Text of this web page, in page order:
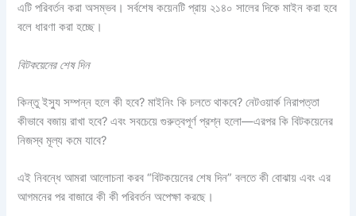
এটি পরিবর্তন করা অসম্ভব। সর্বশেষ কয়েনটি প্রায় ২১৪০ সালের দিকে মাইন করা হবে
বলে ধারণা করা হচ্ছে।
বিটকয়েনের শেষ দিন
কিন্তু ইস্যু সম্পন্ন হলে কী হবে? মাইনিং কি চলতে থাকবে? নেটওয়ার্ক নিরাপত্তা
কীভাবে বজায় রাখা হবে? এবং সবচেয়ে গুরুত্বপূর্ণ প্রশ্ন হলো—এরপর কি বিটকয়েনের
নিজস্ব মূল্য কমে যাবে?
এই নিবন্ধে আমরা আলোচনা করব “বিটকয়েনের শেষ দিন” বলতে কী বোঝায় এবং এর
আগমনের পর বাজারে কী কী পরিবর্তন অপেক্ষা করছে।